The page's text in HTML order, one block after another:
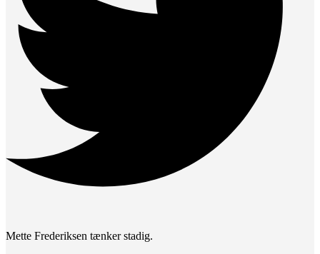
Mette Frederiksen tænker stadig.